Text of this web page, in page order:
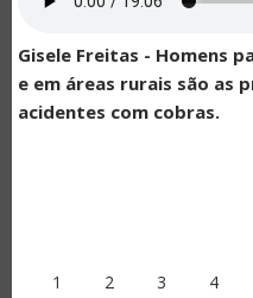
Gisele Freitas - Homens
e em áreas rurais são as
acidentes com cobras.
Página
1 Page
2 Page
3 Page
4